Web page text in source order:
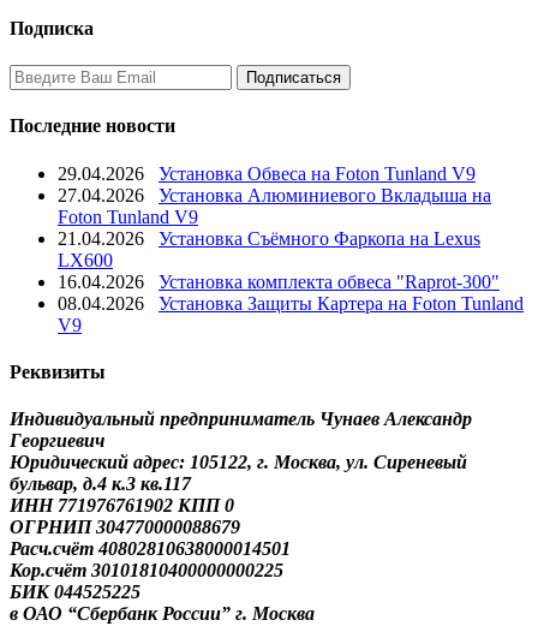
Подписка
Последние новости
29.04.2026
Установка Обвеса на Foton Tunland V9
27.04.2026
Установка Алюминиевого Вкладыша на
Foton Tunland V9
21.04.2026
Установка Съёмного Фаркопа на Lexus
LX600
16.04.2026
Установка комплекта обвеса "Raprot-300"
08.04.2026
Установка Защиты Картера на Foton Tunland
V9
Реквизиты
Индивидуальный предприниматель Чунаев Александр
Георгиевич
Юридический адрес: 105122, г. Москва, ул. Сиреневый
бульвар, д.4 к.3 кв.117
ИНН 771976761902 КПП 0
ОГРНИП 304770000088679
Расч.счёт 40802810638000014501
Кор.счёт 30101810400000000225
БИК 044525225
в ОАО “Сбербанк России” г. Москва